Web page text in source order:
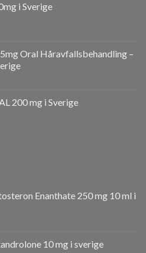
i Sverige
Oral Håravfallsbehandling –
200 mg i Sverige
Enanthate 250 mg 10 ml i
10 mg i sverige